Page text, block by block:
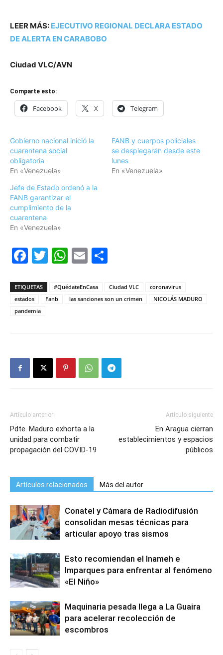
LEER MÁS: EJECUTIVO REGIONAL DECLARA ESTADO
DE ALERTA EN CARABOBO
Ciudad VLC/AVN
Comparte esto:
Facebook X Telegram
Gobierno nacional inició la
cuarentena social
obligatoria
En «Venezuela»
FANB y cuerpos policiales
se desplegarán desde este
lunes
En «Venezuela»
Jefe de Estado ordenó a la
FANB garantizar el
cumplimiento de la
cuarentena
En «Venezuela»
Facebook
Twitter
WhatsApp
Email
ETIQUETAS #QuédateEnCasa Ciudad VLC
coronavirus
estados
Fanb las sanciones son un crimen
NICOLÁS MADURO
pandemia
Artículo anterior
Pdte. Maduro exhorta a la
unidad para combatir
propagación del COVID-19
Artículo siguiente
En Aragua cierran
establecimientos y espacios
públicos
Artículos relacionados Más del autor
Conatel y Cámara de Radiodifusión
consolidan mesas técnicas para
articular apoyo tras sismos
Esto recomiendan el Inameh e
Imparques para enfrentar al fenómeno
«El Niño»
Maquinaria pesada llega a La Guaira
para acelerar recolección de
escombros